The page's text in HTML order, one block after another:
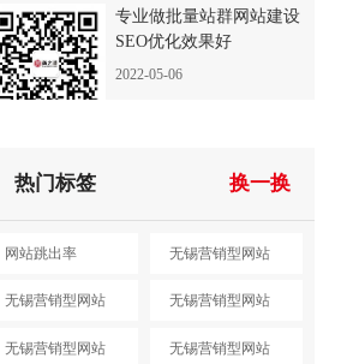
专业做批量站群网站建设
SEO优化效果好
2022-05-06
热门标签 换一换
网站跳出率 无锡营销型网站
建设
无锡营销型网站
设计
无锡营销型网站
制作
无锡营销型网站 无锡营销型网站